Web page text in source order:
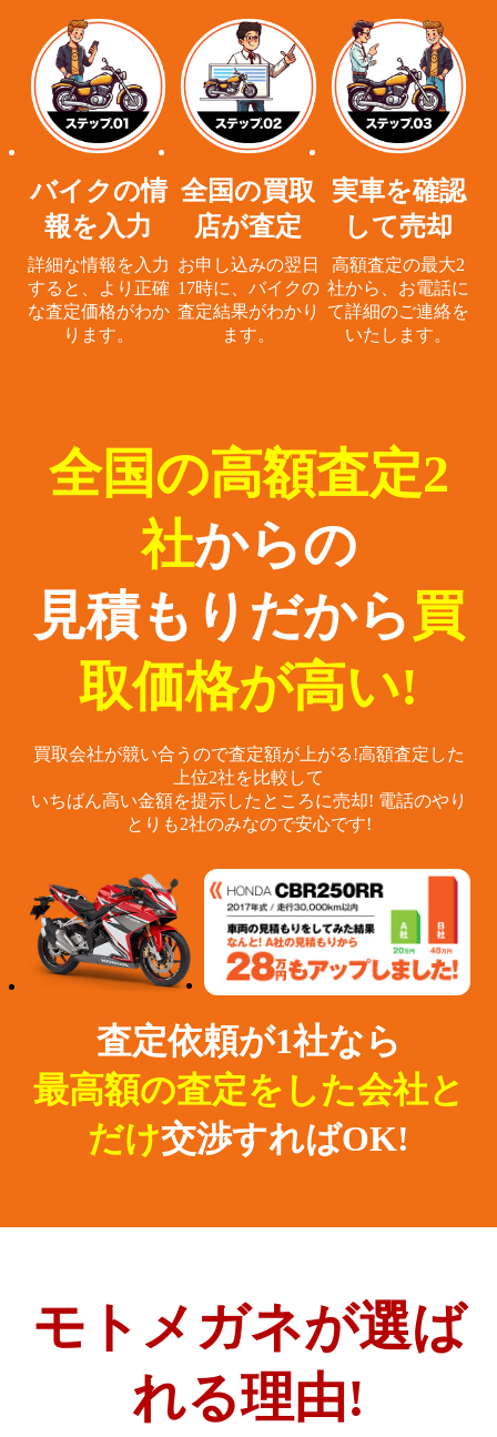
バイクの情
報を入力
詳細な情報を入力
すると、
より正確
な査定価格がわか
ります。
全国の買取
店が査定
お申し込みの翌日
17時に、 バイクの
査定結果がわかり
ます。
実車を確認
して売却
高額査定の最大2
社から、 お電話に
て詳細のご連絡を
いたします。
全国の高額査定2
社からの
見積もりだから 買
取価格が高い!
買取会社が競い合うので査定額が上がる!高額査定した
上位2社を比較して
いちばん高い金額を提示したところに売却! 電話のやり
とりも2社のみなので安心です!
査定依頼が1社なら
最高額の査定をした会社と
だけ交渉すればOK!
モトメガネが選ば
れる理由!